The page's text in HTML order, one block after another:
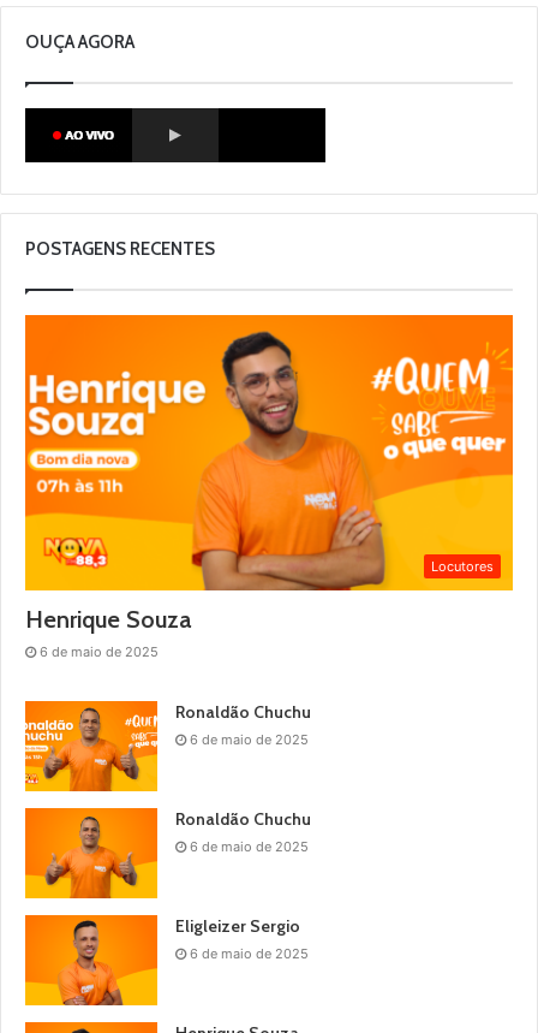
OUÇA AGORA
POSTAGENS RECENTES
Locutores
Henrique Souza
6 de maio de 2025
Ronaldão Chuchu
6 de maio de 2025
Ronaldão Chuchu
6 de maio de 2025
Eligleizer Sergio
6 de maio de 2025